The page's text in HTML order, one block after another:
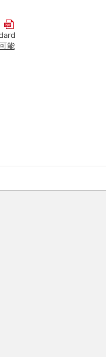
能